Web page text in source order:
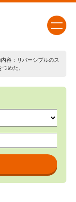
容：リバーシブルのス
めた。